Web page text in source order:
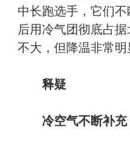
中长跑选手，它们
后用冷气团彻底占
不大，但降温非常明
释疑
冷空气不断补充